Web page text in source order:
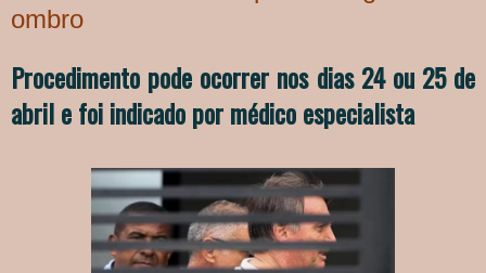
ombro
Procedimento pode ocorrer nos dias 24 ou 25 de
abril e foi indicado por médico especialista